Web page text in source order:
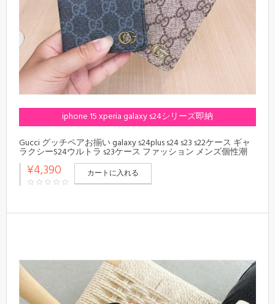
iphone 15 xperia galaxy s24シリーズ即納
Gucci グッチペアお揃い galaxy s24plus s24 s23 s22ケース ギャ
ラクシーS24ウルトラ s23ケース ファッション メンズ個性潮
iphone 16 15 14 pro max plusケース ファッション xperia 1 10 v vi
/5 ivスマホケース ブランド LINEで簡単にご注文可
¥4,390 カートに入れる